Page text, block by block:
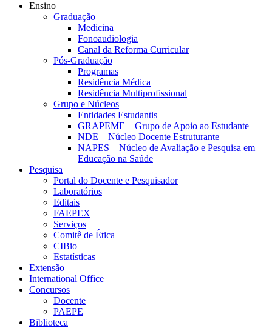
Ensino
Graduação
Medicina
Fonoaudiologia
Canal da Reforma Curricular
Pós-Graduação
Programas
Residência Médica
Residência Multiprofissional
Grupo e Núcleos
Entidades Estudantis
GRAPEME – Grupo de Apoio ao Estudante
NDE – Núcleo Docente Estruturante
NAPES – Núcleo de Avaliação e Pesquisa em
Educação na Saúde
Pesquisa
Portal do Docente e Pesquisador
Laboratórios
Editais
FAEPEX
Serviços
Comitê de Ética
CIBio
Estatísticas
Extensão
International Office
Concursos
Docente
PAEPE
Biblioteca